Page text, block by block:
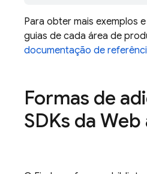
Para obter mais exemplos
guias de cada área de
documentação de
Formas de
SDKs da